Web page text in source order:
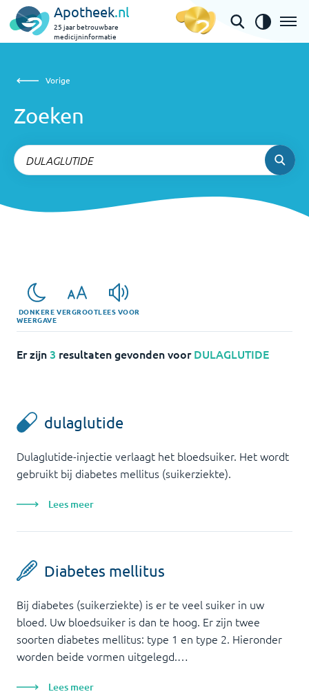
Apotheek.nl
25 jaar betrouwbare
medicijninformatie
Vorige
Vorige
Zoeken
DONKERE
WEERGAVE
VERGROOTLEES VOOR
Er zijn3 resultaten gevonden voor DULAGLUTIDE
dulaglutide
Dulaglutide-injectie verlaagt het bloedsuiker. Het wordt
gebruikt bij diabetes mellitus (suikerziekte).
Lees meer
Diabetes mellitus
Bij diabetes (suikerziekte) is er te veel suiker in uw
bloed. Uw bloedsuiker is dan te hoog. Er zijn twee
soorten diabetes mellitus: type 1 en type 2. Hieronder
worden beide vormen uitgelegd.…
Lees meer